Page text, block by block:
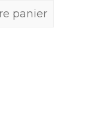
panier